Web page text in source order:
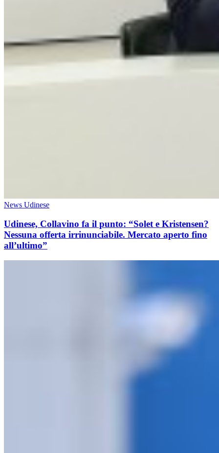
News Udinese
Udinese, Collavino fa il punto: “Solet e Kristensen?
Nessuna offerta irrinunciabile. Mercato aperto fino
all’ultimo”